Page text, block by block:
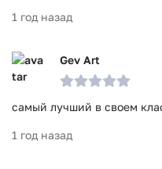
1 год назад
Gev Art
самый лучший в своем
1 год назад